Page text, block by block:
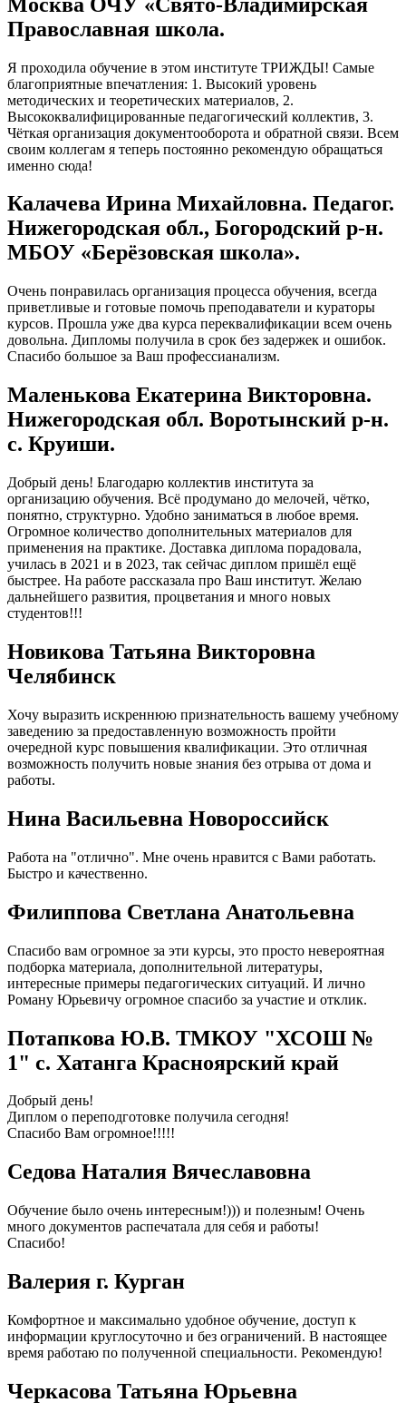
Православная школа.
Я проходила обучение в этом институте ТРИЖДЫ! Самые
благоприятные впечатления: 1. Высокий уровень
методических и теоретических материалов, 2.
Высококвалифицированные педагогический коллектив, 3.
Чёткая организация документооборота и обратной связи. Всем
своим коллегам я теперь постоянно рекомендую обращаться
именно сюда!
Калачева Ирина Михайловна. Педагог.
Нижегородская обл., Богородский р-н.
МБОУ «Берёзовская школа».
Очень понравилась организация процесса обучения, всегда
приветливые и готовые помочь преподаватели и кураторы
курсов. Прошла уже два курса переквалификации всем очень
довольна. Дипломы получила в срок без задержек и ошибок.
Спасибо большое за Ваш профессианализм.
Маленькова Екатерина Викторовна.
Нижегородская обл. Воротынский р-н.
с. Круиши.
Добрый день! Благодарю коллектив института за
организацию обучения. Всё продумано до мелочей, чётко,
понятно, структурно. Удобно заниматься в любое время.
Огромное количество дополнительных материалов для
применения на практике. Доставка диплома порадовала,
училась в 2021 и в 2023, так сейчас диплом пришёл ещё
быстрее. На работе рассказала про Ваш институт. Желаю
дальнейшего развития, процветания и много новых
студентов!!!
Новикова Татьяна Викторовна
Челябинск
Хочу выразить искреннюю признательность вашему учебному
заведению за предоставленную возможность пройти
очередной курс повышения квалификации. Это отличная
возможность получить новые знания без отрыва от дома и
работы.
Нина Васильевна Новороссийск
Работа на "отлично". Мне очень нравится с Вами работать.
Быстро и качественно.
Филиппова Светлана Анатольевна
Спасибо вам огромное за эти курсы, это просто невероятная
подборка материала, дополнительной литературы,
интересные примеры педагогических ситуаций. И лично
Роману Юрьевичу огромное спасибо за участие и отклик.
Потапкова Ю.В. ТМКОУ "ХСОШ №
1" с. Хатанга Красноярский край
Добрый день!
Диплом о переподготовке получила сегодня!
Спасибо Вам огромное!!!!!
Седова Наталия Вячеславовна
Обучение было очень интересным!))) и полезным! Очень
много документов распечатала для себя и работы!
Спасибо!
Валерия г. Курган
Комфортное и максимально удобное обучение, доступ к
информации круглосуточно и без ограничений. В настоящее
время работаю по полученной специальности. Рекомендую!
Черкасова Татьяна Юрьевна